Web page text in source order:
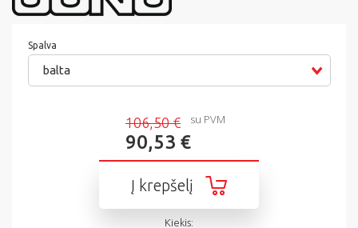
Spalva
balta
106,50 €
90,53 €
su PVM
Į krepšelį
Kiekis: